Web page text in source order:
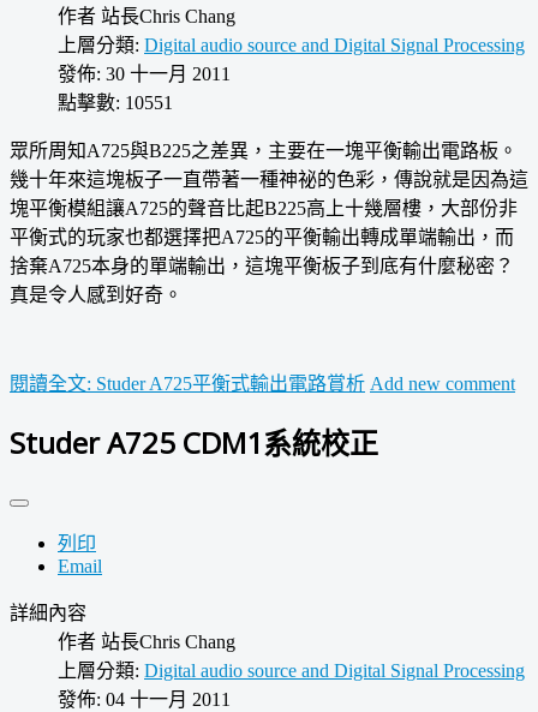
作者 站長Chris Chang
上層分類: Digital audio source and Digital Signal Processing
發佈: 30 十一月 2011
點擊數: 10551
眾所周知A725與B225之差異，主要在一塊平衡輸出電路板。
幾十年來這塊板子一直帶著一種神祕的色彩，傳說就是因為這
塊平衡模組讓A725的聲音比起B225高上十幾層樓，大部份非
平衡式的玩家也都選擇把A725的平衡輸出轉成單端輸出，而
捨棄A725本身的單端輸出，這塊平衡板子到底有什麼秘密？
真是令人感到好奇。
閱讀全文: Studer A725平衡式輸出電路賞析 Add new comment
Studer A725 CDM1系統校正
列印
Email
詳細內容
作者 站長Chris Chang
上層分類: Digital audio source and Digital Signal Processing
發佈: 04 十一月 2011